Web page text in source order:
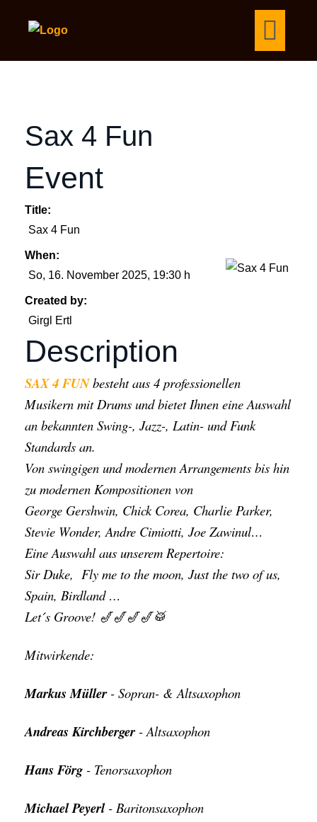
Sax 4 Fun
Event
Title:
Sax 4 Fun
When:
So, 16. November 2025, 19:30 h
Created by:
Girgl Ertl
Description
SAX 4 FUNbesteht aus 4 professionellen
Musikern mit Drums und bietet Ihnen eine Auswahl
an bekannten Swing-, Jazz-, Latin- und Funk
Standards an.
Von swingigen und modernen Arrangements bis hin
zu modernen Kompositionen von
George Gershwin, Chick Corea, Charlie Parker,
Stevie Wonder, Andre Cimiotti, Joe Zawinul…
Eine Auswahl aus unserem Repertoire:
Sir Duke, Fly me to the moon, Just the two of us,
Spain, Birdland …
Let´s Groove! 🎷🎷🎷🎷🥁
Mitwirkende:
Markus Müller- Sopran- & Altsaxophon
Andreas Kirchberger- Altsaxophon
Hans Förg - Tenorsaxophon
Michael Peyerl- Baritonsaxophon